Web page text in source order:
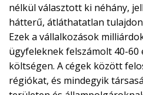
nélkül választott ki néhány,
hátterű, átláthatatlan
Ezek a vállalkozások
ügyfeleknek felszámolt 40-60
költségen. A cégek között
régiókat, és mindegyik